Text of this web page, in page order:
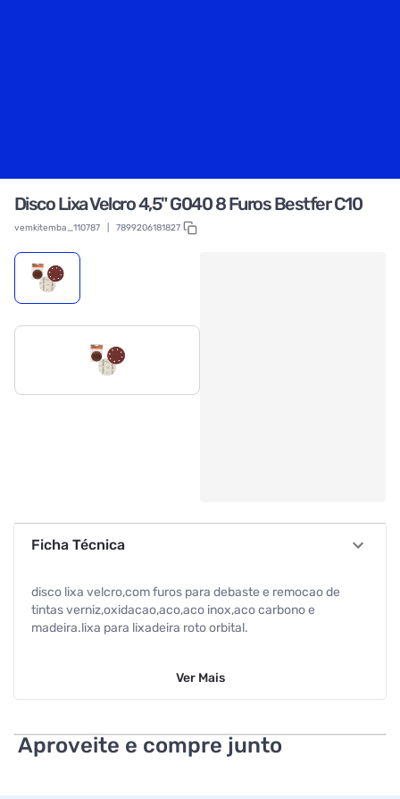
Disco Lixa Velcro 4,5" G040 8 Furos Bestfer C10
vemkitemba_110787 7899206181827
Ficha Técnica
disco lixa velcro,com furos para debaste e remocao de
tintas verniz,oxidacao,aco,aco inox,aco carbono e
madeira.lixa para lixadeira roto orbital.
Ver Mais
Aproveite e compre junto